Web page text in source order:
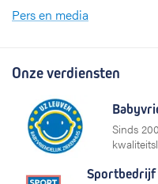
Pers en media
Onze verdiensten
Sinds
Sportbedrijf